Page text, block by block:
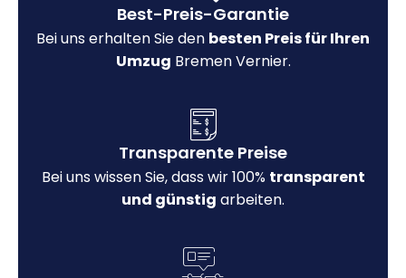
Best-Preis-Garantie
Bei uns erhalten Sie den besten Preis für Ihren
Umzug Bremen Vernier.
Transparente Preise
Bei uns wissen Sie, dass wir 100% transparent
und günstig arbeiten.